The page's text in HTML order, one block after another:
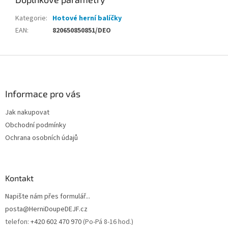
Kategorie: Hotové herní balíčky
EAN: 820650850851/DEO
Informace pro vás
Jak nakupovat
Obchodní podmínky
Ochrana osobních údajů
Kontakt
Napište nám přes formulář...
posta@HerniDoupeDEJF.cz
telefon: +420 602 470 970(Po-Pá 8-16 hod.)